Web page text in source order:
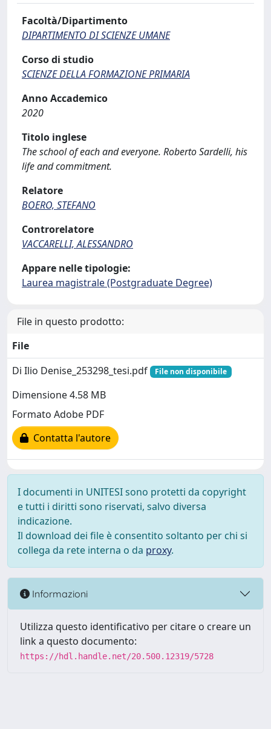
Facoltà/Dipartimento
DIPARTIMENTO DI SCIENZE UMANE
Corso di studio
SCIENZE DELLA FORMAZIONE PRIMARIA
Anno Accademico
2020
Titolo inglese
The school of each and everyone. Roberto Sardelli, his
life and commitment.
Relatore
BOERO, STEFANO
Controrelatore
VACCARELLI, ALESSANDRO
Appare nelle tipologie:
Laurea magistrale (Postgraduate Degree)
File in questo prodotto:
File
Di Ilio Denise_253298_tesi.pdf
File non disponibile
Dimensione 4.58 MB
Formato Adobe PDF
Contatta l'autore
I documenti in UNITESI sono protetti da copyright
e tutti i diritti sono riservati, salvo diversa
indicazione.
Il download dei file è consentito soltanto per chi si
collega da rete interna o da proxy.
Informazioni
Utilizza questo identificativo per citare o creare un
link a questo documento:
https://hdl.handle.net/20.500.12319/5728